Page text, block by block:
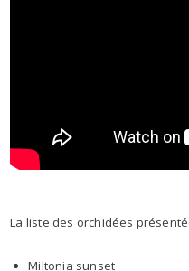
La liste des orchidées
Miltonia sunset